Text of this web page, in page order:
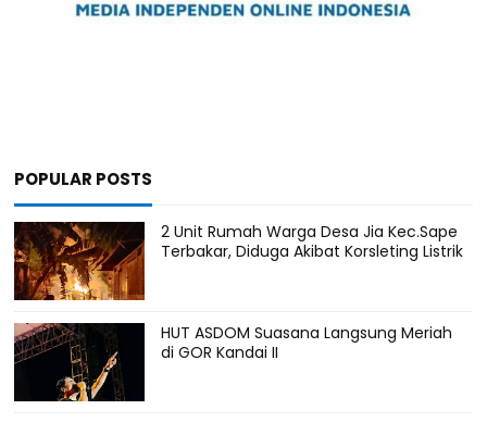
POPULAR POSTS
2 Unit Rumah Warga Desa Jia Kec.Sape
Terbakar, Diduga Akibat Korsleting Listrik
HUT ASDOM Suasana Langsung Meriah
di GOR Kandai II